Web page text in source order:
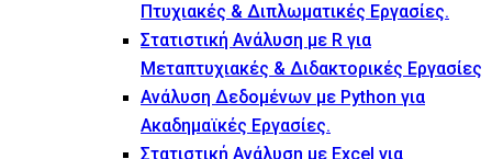
Πτυχιακές & Διπλωματικές Εργασίες.
Στατιστική Ανάλυση με R για
Μεταπτυχιακές & Διδακτορικές Εργασίες
Ανάλυση Δεδομένων με Python για
Ακαδημαϊκές Εργασίες.
Στατιστική Ανάλυση με Excel για